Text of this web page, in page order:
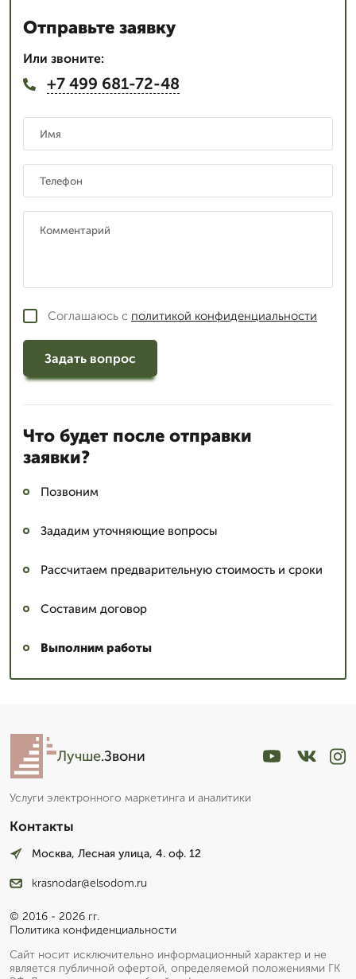
Отправьте заявку
Или звоните:
+7 499 681-72-48
Соглашаюсь с политикой конфиденциальности
Задать вопрос
Что будет после отправки
заявки?
Позвоним
Зададим уточняющие вопросы
Рассчитаем предварительную стоимость и сроки
Составим договор
Выполним работы
Лучше.Звони
Услуги электронного маркетинга и аналитики
Контакты
Москва, Лесная улица, 4. оф. 12
krasnodar@elsodom.ru
© 2016 - 2026 гг.
Политика конфиденциальности
Сайт носит исключительно информационный характер и не
является публичной офертой, определяемой положениями ГК